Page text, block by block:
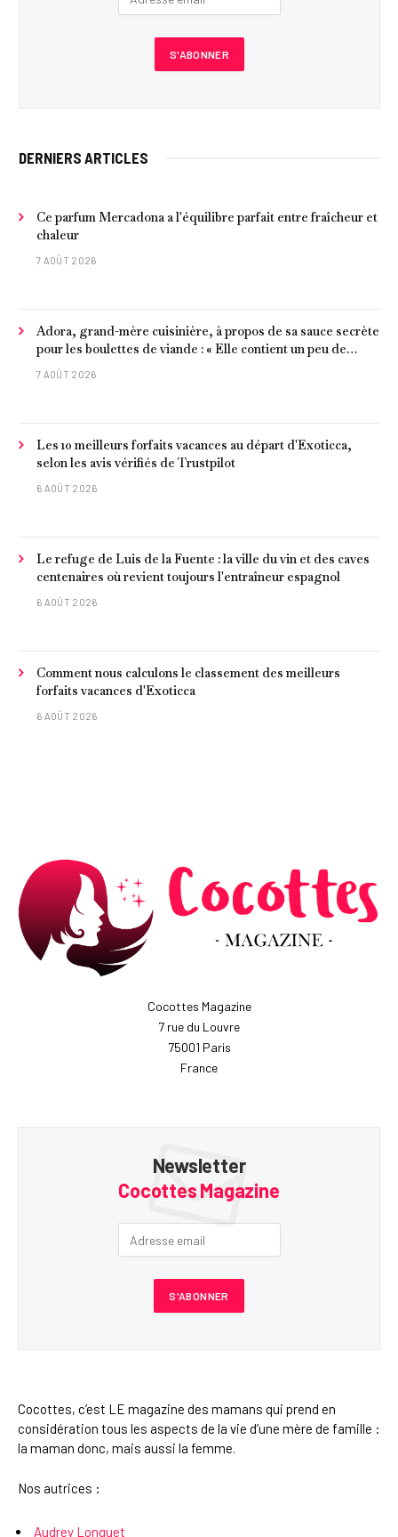
DERNIERS ARTICLES
Ce parfum Mercadona a l'équilibre parfait entre fraîcheur et
chaleur
7 AOÛT 2026
Adora, grand-mère cuisinière, à propos de sa sauce secrète
pour les boulettes de viande : « Elle contient un peu de
curcuma, du poivre, une poignée d'amandes et des tomates
7 AOÛT 2026
Les 10 meilleurs forfaits vacances au départ d'Exoticca,
selon les avis vérifiés de Trustpilot
6 AOÛT 2026
Le refuge de Luis de la Fuente : la ville du vin et des caves
centenaires où revient toujours l'entraîneur espagnol
6 AOÛT 2026
Comment nous calculons le classement des meilleurs
forfaits vacances d'Exoticca
6 AOÛT 2026
Cocottes Magazine
7 rue du Louvre
75001 Paris
France
Newsletter
Cocottes Magazine
Cocottes, c’est LE magazine des mamans qui prend en
considération tous les aspects de la vie d’une mère de famille :
la maman donc, mais aussi la femme.
Nos autrices :
Audrey Longuet